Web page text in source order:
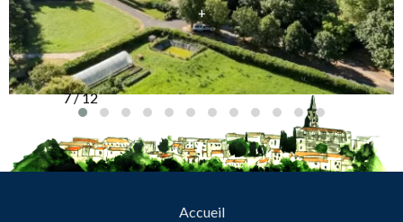
+
7 / 12
Accueil